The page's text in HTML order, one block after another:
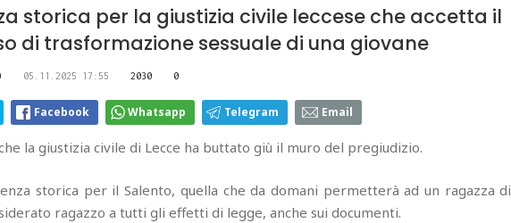
storica per la giustizia civile leccese che accetta il
di trasformazione sessuale di una giovane
05.11.2025 17:55 2030 0
Facebook Whatsapp Telegram Email
la giustizia civile di Lecce ha buttato giù il muro del pregiudizio.
storica per il Salento, quella che da domani permetterà ad un ragazza di
ragazzo a tutti gli effetti di legge, anche sui documenti.